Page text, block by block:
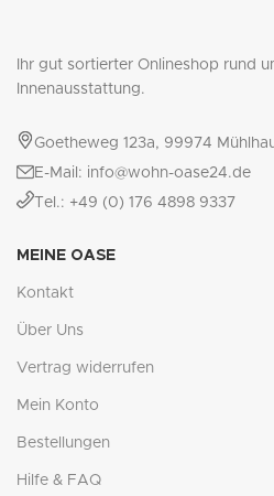
Ihr gut sortierter Onlineshop rund
Innenausstattung.
Goetheweg 123a, 99974
E-Mail: info@wohn-oase24.de
Tel.: +49 (0) 176 4898 9337
MEINE OASE
Kontakt
Über Uns
Vertrag widerrufen
Mein Konto
Bestellungen
Hilfe & FAQ